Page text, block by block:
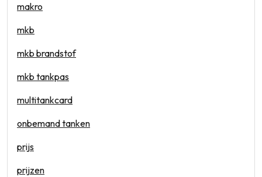
makro
mkb
mkb brandstof
mkb tankpas
multitankcard
onbemand tanken
prijs
prijzen